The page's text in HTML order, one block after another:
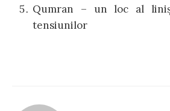
Qumran – un loc al
tensiunilor